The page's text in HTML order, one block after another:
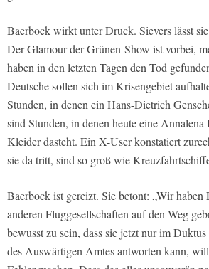
Baerbock wirkt unter Druck. Sievers lässt
Der Glamour der Grünen-Show ist vorbei,
haben in den letzten Tagen den Tod
Deutsche sollen sich im Krisengebiet
Stunden, in denen ein Hans-Dietrich
sind Stunden, in denen heute eine
Kleider dasteht. Ein X-User konstatiert
sie da tritt, sind so groß wie
Baerbock ist gereizt. Sie betont: „Wir
anderen Fluggesellschaften auf den Weg
bewusst zu sein, dass sie jetzt nur im Duktus
des Auswärtigen Amtes antworten kann,